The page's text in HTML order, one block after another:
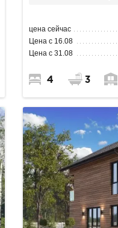
цена сейчас
Цена с 16.08
Цена с 31.08
4 3